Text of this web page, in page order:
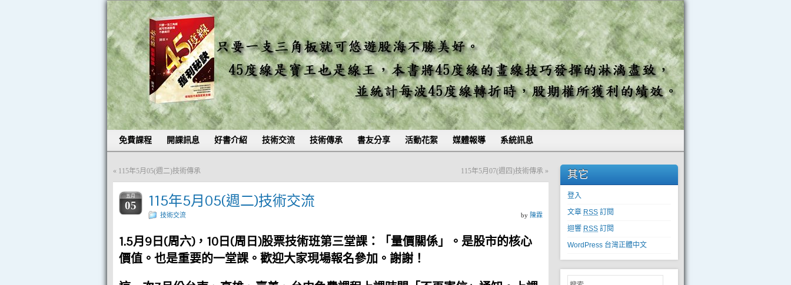
免費課程 開課訊息 好書介紹 技術交流 技術傳承 書友分享 活動花絮 媒體報導 系統訊息
« 115年5月05(週二)技術傳承 115年5月07(週四)技術傳承 »
五月
05 115年5月05(週二)技術交流
技術交流 by 陳霖
1.5月9日(周六)，10日(周日)股票技術班第三堂課：「量價關係」。是股市的核心
價值。也是重要的一堂課。歡迎大家現場報名參加。謝謝！
其它
登入
文章 RSS 訂閱
迴響 RSS 訂閱
WordPress 台灣正體中文